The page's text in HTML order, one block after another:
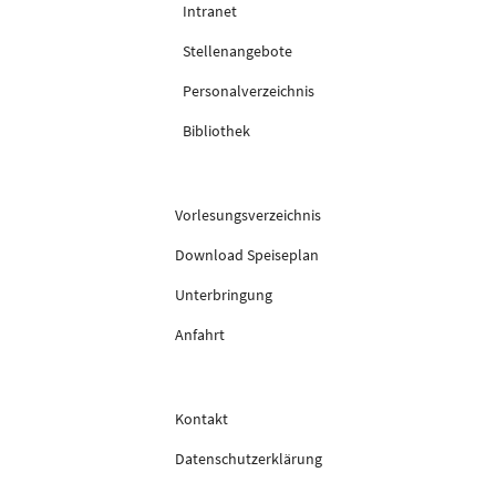
Intranet
Stellenangebote
Personalverzeichnis
Bibliothek
Vorlesungsverzeichnis
Download Speiseplan
Unterbringung
Anfahrt
Kontakt
Datenschutzerklärung